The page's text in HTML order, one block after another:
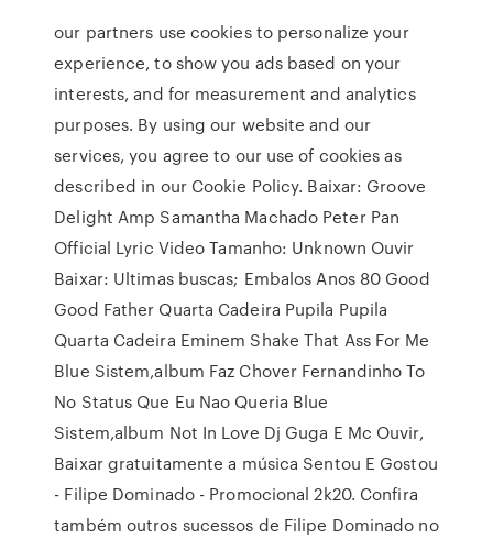
our partners use cookies to personalize your
experience, to show you ads based on your
interests, and for measurement and analytics
purposes. By using our website and our
services, you agree to our use of cookies as
described in our Cookie Policy. Baixar: Groove
Delight Amp Samantha Machado Peter Pan
Official Lyric Video Tamanho: Unknown Ouvir
Baixar: Ultimas buscas; Embalos Anos 80 Good
Good Father Quarta Cadeira Pupila Pupila
Quarta Cadeira Eminem Shake That Ass For Me
Blue Sistem,album Faz Chover Fernandinho To
No Status Que Eu Nao Queria Blue
Sistem,album Not In Love Dj Guga E Mc Ouvir,
Baixar gratuitamente a música Sentou E Gostou
- Filipe Dominado - Promocional 2k20. Confira
também outros sucessos de Filipe Dominado no